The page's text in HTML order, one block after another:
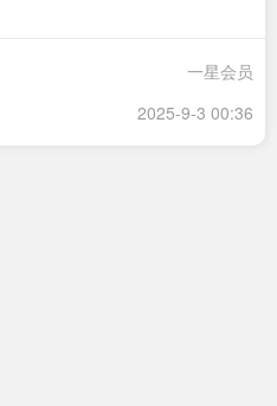
一星会员
2025-9-3 00:36